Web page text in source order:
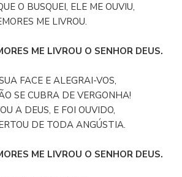
O BUSQUEI, ELE ME OUVIU,
ME LIVROU.
ME LIVROU O SENHOR DEUS.
FACE E ALEGRAI-VOS,
SE CUBRA DE VERGONHA!
A DEUS, E FOI OUVIDO,
DE TODA ANGÚSTIA.
ME LIVROU O SENHOR DEUS.